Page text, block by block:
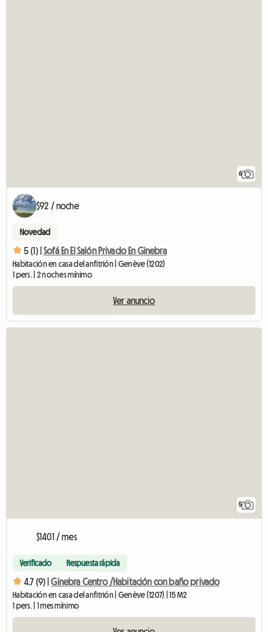
6
$92 / noche
Novedad
5 (1) | Sofá En El Salón Privado En Ginebra
Habitación en casa del anfitrión | Genève (1202)
1 pers. | 2 noches mínimo
Ver anuncio
5
$1401 / mes
Verificado Respuesta rápida
4.7 (9) | Ginebra Centro /Habitación con baño privado
Habitación en casa del anfitrión | Genève (1207) | 15 M2
1 pers. | 1 mes mínimo